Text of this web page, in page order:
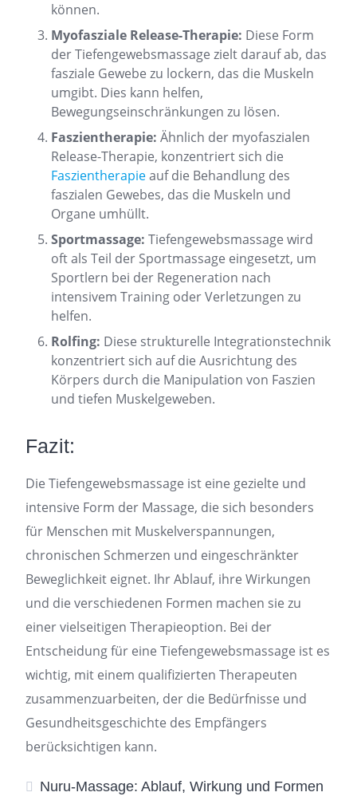
können.
Myofasziale Release-Therapie: Diese Form
der Tiefengewebsmassage zielt darauf ab, das
fasziale Gewebe zu lockern, das die Muskeln
umgibt. Dies kann helfen,
Bewegungseinschränkungen zu lösen.
Faszientherapie: Ähnlich der myofaszialen
Release-Therapie, konzentriert sich die
Faszientherapieauf die Behandlung des
faszialen Gewebes, das die Muskeln und
Organe umhüllt.
Sportmassage: Tiefengewebsmassage wird
oft als Teil der Sportmassage eingesetzt, um
Sportlern bei der Regeneration nach
intensivem Training oder Verletzungen zu
helfen.
Rolfing: Diese strukturelle Integrationstechnik
konzentriert sich auf die Ausrichtung des
Körpers durch die Manipulation von Faszien
und tiefen Muskelgeweben.
Fazit:
Die Tiefengewebsmassage ist eine gezielte und
intensive Form der Massage, die sich besonders
für Menschen mit Muskelverspannungen,
chronischen Schmerzen und eingeschränkter
Beweglichkeit eignet. Ihr Ablauf, ihre Wirkungen
und die verschiedenen Formen machen sie zu
einer vielseitigen Therapieoption. Bei der
Entscheidung für eine Tiefengewebsmassage ist es
wichtig, mit einem qualifizierten Therapeuten
zusammenzuarbeiten, der die Bedürfnisse und
Gesundheitsgeschichte des Empfängers
berücksichtigen kann.
Nuru-Massage: Ablauf, Wirkung und Formen